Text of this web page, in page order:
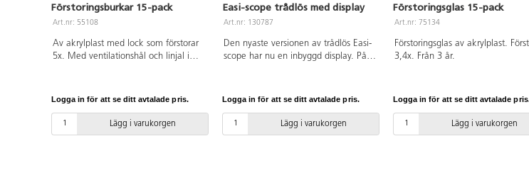
Förstoringsburkar 15-pack
Art.nr: 55108
Av akrylplast med lock som förstorar
5x. Med ventilationshål och linjal i
Logga in för att se ditt avtalade pris.
Lägg i varukorgen
Easi-scope trådlös med display
Art.nr: 130787
Den nyaste versionen av trådlös Easi-
scope har nu en inbyggd display. På
upp sig mot någon enhet. Perfekt till
material, se närmare på insekter, löv,
huden m.m. Easi-scope förstorar upp
Logga in för att se ditt avtalade pris.
Lägg i varukorgen
Förstoringsglas 15-pack
Art.nr: 75134
Förstoringsglas av akrylplast.
3,4x. Från 3 år.
Logga in för att se ditt avtalade
Lägg i varukorgen